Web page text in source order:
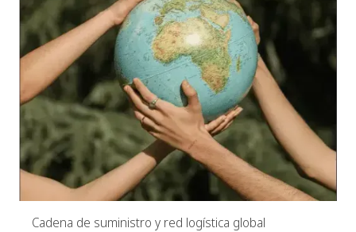
Cadena de suministro y red logística global